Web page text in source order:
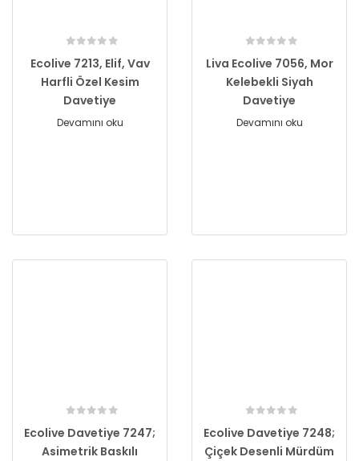
Ecolive 7213, Elif, Vav
Harfli Özel Kesim
Davetiye
Devamını oku
Liva Ecolive 7056, Mor
Kelebekli Siyah
Davetiye
Devamını oku
Ecolive Davetiye 7247;
Asimetrik Baskılı
Ecolive Davetiye 7248;
Çiçek Desenli Mürdüm